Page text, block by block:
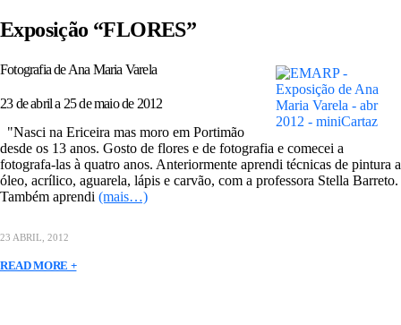
Exposição “FLORES”
Fotografia de Ana Maria Varela
23 de abril a 25 de maio de 2012
"Nasci na Ericeira mas moro em Portimão
desde os 13 anos. Gosto de flores e de fotografia e comecei a
fotografa-las à quatro anos. Anteriormente aprendi técnicas de pintura a
óleo, acrílico, aguarela, lápis e carvão, com a professora Stella Barreto.
Também aprendi (mais…)
23 ABRIL, 2012
READ MORE +